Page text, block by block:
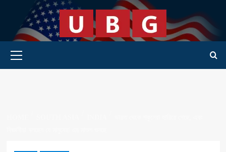
content
Primary Menu